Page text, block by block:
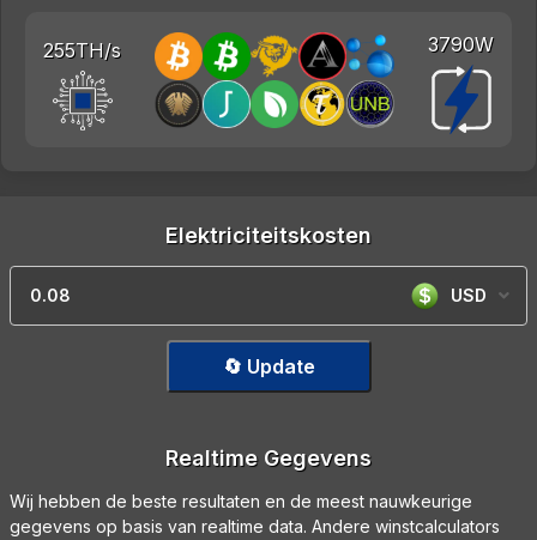
255TH/s 3790W
Elektriciteitskosten
USD
🔄 Update
Realtime Gegevens
Wij hebben de beste resultaten en de meest nauwkeurige
gegevens op basis van realtime data. Andere winstcalculators